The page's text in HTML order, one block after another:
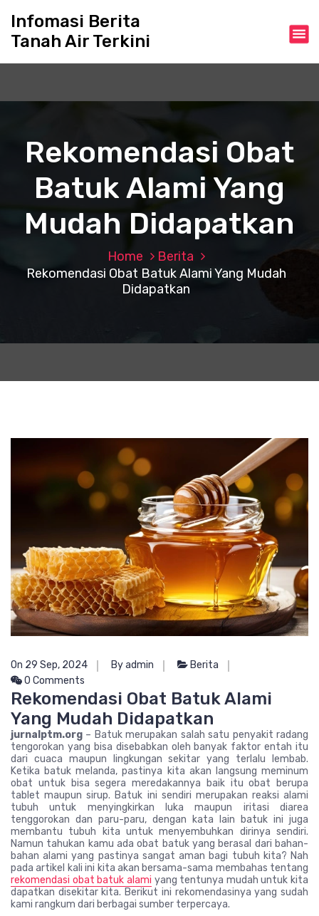
c
Infomasi Berita
Tanah Air Terkini
Rekomendasi Obat
Batuk Alami Yang
Mudah Didapatkan
Home
Berita
Rekomendasi Obat Batuk Alami Yang Mudah
Didapatkan
On 29 Sep, 2024 By admin
Berita
0 Comments
Rekomendasi Obat Batuk Alami
Yang Mudah Didapatkan
jurnalptm.org – Batuk merupakan salah satu penyakit radang
tengorokan yang bisa disebabkan oleh banyak faktor entah itu
dari cuaca maupun lingkungan sekitar yang terlalu lembab.
Ketika batuk melanda, pastinya kita akan langsung meminum
obat untuk bisa segera meredakannya baik itu obat berupa
tablet maupun sirup. Batuk ini sendiri merupakan reaksi alami
tubuh untuk menyingkirkan luka maupun iritasi diarea
tenggorokan dan paru-paru, dengan kata lain batuk ini juga
membantu tubuh kita untuk menyembuhkan dirinya sendiri.
Namun tahukan kamu ada obat batuk yang berasal dari bahan-
bahan alami yang pastinya sangat aman bagi tubuh kita? Nah
pada artikel kali ini kita akan bersama-sama membahas tentang
rekomendasi obat batuk alami yang tentunya mudah untuk kita
dapatkan disekitar kita. Berikut ini rekomendasinya yang sudah
kami rangkum dari berbagai sumber terpercaya.